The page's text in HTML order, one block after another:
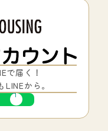
で届く！
から。